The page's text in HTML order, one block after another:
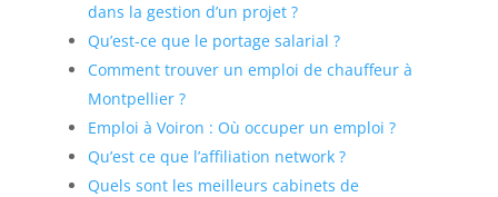
dans la gestion d’un projet ?
Qu’est-ce que le portage salarial ?
Comment trouver un emploi de chauffeur à
Montpellier ?
Emploi à Voiron : Où occuper un emploi ?
Qu’est ce que l’affiliation network ?
Quels sont les meilleurs cabinets de